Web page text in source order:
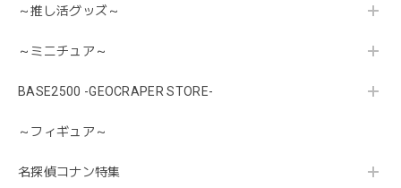
～推し活グッズ～
～ミニチュア～
BASE2500 -GEOCRAPER STORE-
～フィギュア～
名探偵コナン特集